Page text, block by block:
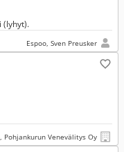
(lyhyt).
Espoo, Sven Preusker
Pohjankurun Venevälitys Oy